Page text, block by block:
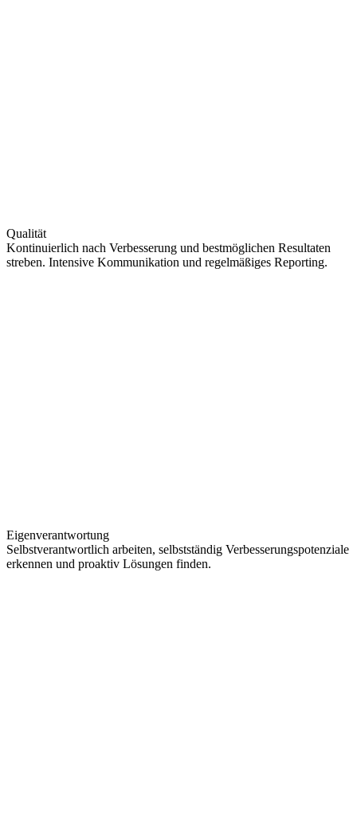
Qualität
Kontinuierlich nach Verbesserung und bestmöglichen Resultaten
streben. Intensive Kommunikation und regelmäßiges Reporting.
Eigenverantwortung
Selbstverantwortlich arbeiten, selbstständig Verbesserungspotenziale
erkennen und proaktiv­ Lösungen finden.